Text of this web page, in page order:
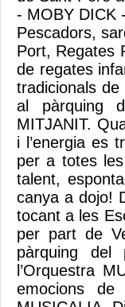
- MOBY DICK
Pescadors,
Port, Regates
de regates
tradicionals
al pàrquing
MITJANIT.
i l’energia es
per a totes
talent,
canya a dojo!
tocant a les
per part de
pàrquing del
l’Orquestra
emocions